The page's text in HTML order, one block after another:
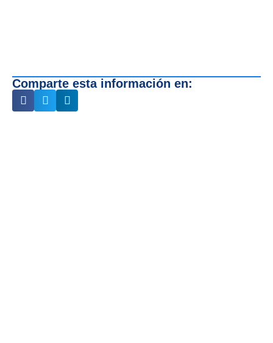
Comparte esta información en: